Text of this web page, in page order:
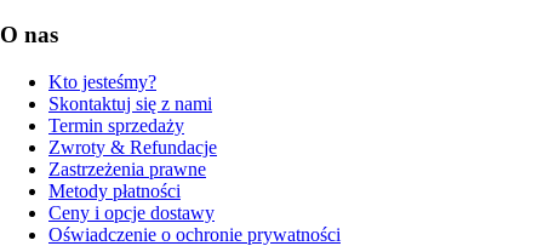
O nas
Kto jesteśmy?
Skontaktuj się z nami
Termin sprzedaży
Zwroty & Refundacje
Zastrzeżenia prawne
Metody płatności
Ceny i opcje dostawy
Oświadczenie o ochronie prywatności